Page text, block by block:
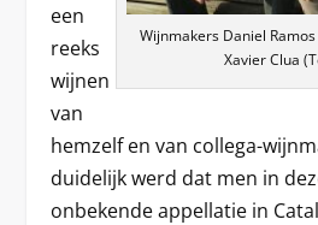
Wijnmakers Daniel
Xavier Clua
een
reeks
wijnen
van
hemzelf en van collega-
duidelijk werd dat men in
onbekende appellatie in